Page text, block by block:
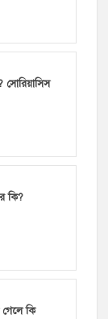
সোরিয়াসিস
কি?
গেলে কি